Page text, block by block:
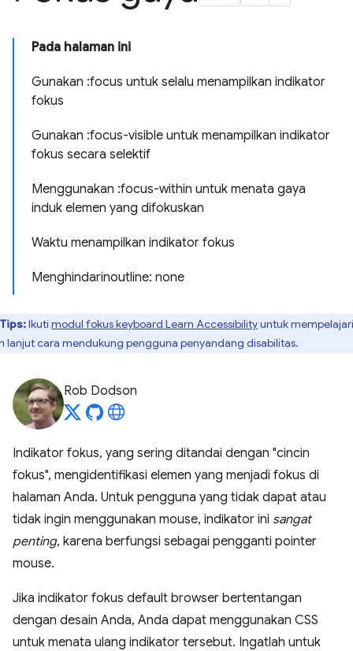
Pada halaman ini
Gunakan :focus untuk selalu menampilkan indikator
fokus
Gunakan :focus-visible untuk menampilkan indikator
fokus secara selektif
Menggunakan :focus-within untuk menata gaya
induk elemen yang difokuskan
Waktu menampilkan indikator fokus
Menghindarinoutline: none
Tips:Ikuti modul fokus keyboard Learn Accessibilityuntuk mempelajari
lanjut cara mendukung pengguna penyandang disabilitas.
Rob Dodson
Indikator fokus, yang sering ditandai dengan "cincin
fokus", mengidentifikasi elemen yang menjadi fokus di
halaman Anda. Untuk pengguna yang tidak dapat atau
tidak ingin menggunakan mouse, indikator ini sangat
penting, karena berfungsi sebagai pengganti pointer
mouse.
Jika indikator fokus default browser bertentangan
dengan desain Anda, Anda dapat menggunakan CSS
untuk menata ulang indikator tersebut. Ingatlah untuk